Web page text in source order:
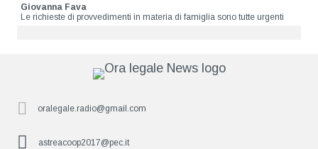
Giovanna Fava
Le richieste di provvedimenti in materia di famiglia sono tutte urgenti
oralegale.radio@gmail.com
astreacoop2017@pec.it